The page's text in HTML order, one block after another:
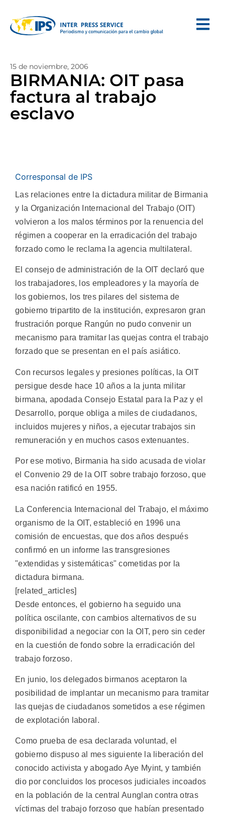
15 de noviembre, 2006
BIRMANIA: OIT pasa
factura al trabajo
esclavo
Corresponsal de IPS
Las relaciones entre la dictadura militar de Birmania
y la Organización Internacional del Trabajo (OIT)
volvieron a los malos términos por la renuencia del
régimen a cooperar en la erradicación del trabajo
forzado como le reclama la agencia multilateral.
El consejo de administración de la OIT declaró que
los trabajadores, los empleadores y la mayoría de
los gobiernos, los tres pilares del sistema de
gobierno tripartito de la institución, expresaron gran
frustración porque Rangún no pudo convenir un
mecanismo para tramitar las quejas contra el trabajo
forzado que se presentan en el país asiático.
Con recursos legales y presiones políticas, la OIT
persigue desde hace 10 años a la junta militar
birmana, apodada Consejo Estatal para la Paz y el
Desarrollo, porque obliga a miles de ciudadanos,
incluidos mujeres y niños, a ejecutar trabajos sin
remuneración y en muchos casos extenuantes.
Por ese motivo, Birmania ha sido acusada de violar
el Convenio 29 de la OIT sobre trabajo forzoso, que
esa nación ratificó en 1955.
La Conferencia Internacional del Trabajo, el máximo
organismo de la OIT, estableció en 1996 una
comisión de encuestas, que dos años después
confirmó en un informe las transgresiones
"extendidas y sistemáticas" cometidas por la
dictadura birmana.
[related_articles]
Desde entonces, el gobierno ha seguido una
política oscilante, con cambios alternativos de su
disponibilidad a negociar con la OIT, pero sin ceder
en la cuestión de fondo sobre la erradicación del
trabajo forzoso.
En junio, los delegados birmanos aceptaron la
posibilidad de implantar un mecanismo para tramitar
las quejas de ciudadanos sometidos a ese régimen
de explotación laboral.
Como prueba de esa declarada voluntad, el
gobierno dispuso al mes siguiente la liberación del
conocido activista y abogado Aye Myint, y también
dio por concluidos los procesos judiciales incoados
en la población de la central Aunglan contra otras
víctimas del trabajo forzoso que habían presentado